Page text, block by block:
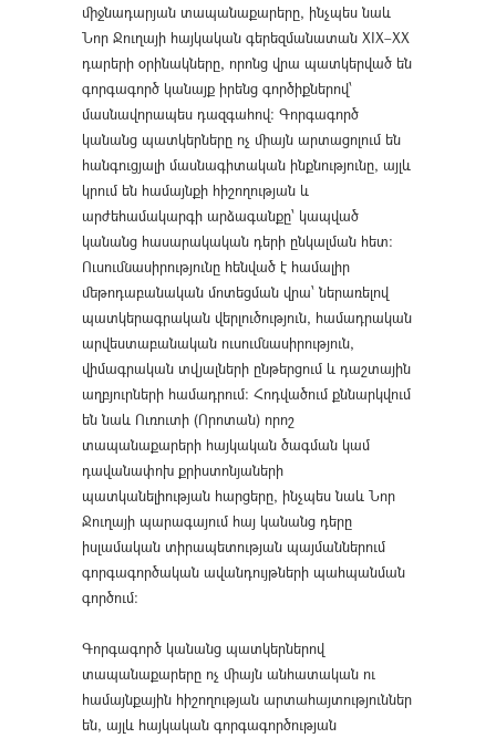
միջնադարյան տապանաքարերը, ինչպես նաև
Նոր Ջուղայի հայկական գերեզմանատան XIX–XX
դարերի օրինակները, որոնց վրա պատկերված են
գորգագործ կանայք իրենց գործիքներով՝
մասնավորապես դազգահով։ Գորգագործ
կանանց պատկերները ոչ միայն արտացոլում են
հանգուցյալի մասնագիտական ինքնությունը, այլև
կրում են համայնքի հիշողության և
արժեհամակարգի արձագանքը՝ կապված
կանանց հասարակական դերի ընկալման հետ։
Ուսումնասիրությունը հենված է համալիր
մեթոդաբանական մոտեցման վրա՝ ներառելով
պատկերագրական վերլուծություն, համադրական
արվեստաբանական ուսումնասիրություն,
վիմագրական տվյալների ընթերցում և դաշտային
աղբյուրների համադրում։ Հոդվածում քննարկվում
են նաև Ուռուտի (Որոտան) որոշ
տապանաքարերի հայկական ծագման կամ
դավանափոխ քրիստոնյաների
պատկանելիության հարցերը, ինչպես նաև Նոր
Ջուղայի պարագայում հայ կանանց դերը
իսլամական տիրապետության պայմաններում
գորգագործական ավանդույթների պահպանման
գործում։
Գորգագործ կանանց պատկերներով
տապանաքարերը ոչ միայն անհատական ու
համայնքային հիշողության արտահայտություններ
են, այլև հայկական գորգագործության